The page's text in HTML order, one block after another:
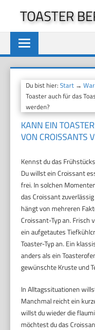
springen
TOASTER
Du bist hier:Start →
Toaster auch für das
werden?
KANN EIN
VON CROISSANTS
Kennst du das
Du willst ein Croissant
frei. In solchen
das Croissant
hängt von mehreren
Croissant-Typ an. Frisch
ein aufgetautes
Toaster-Typ an. Ein
anders als ein
gewünschte Kruste und
In Alltagssituationen
Manchmal reicht ein
willst du wieder die
möchtest du das